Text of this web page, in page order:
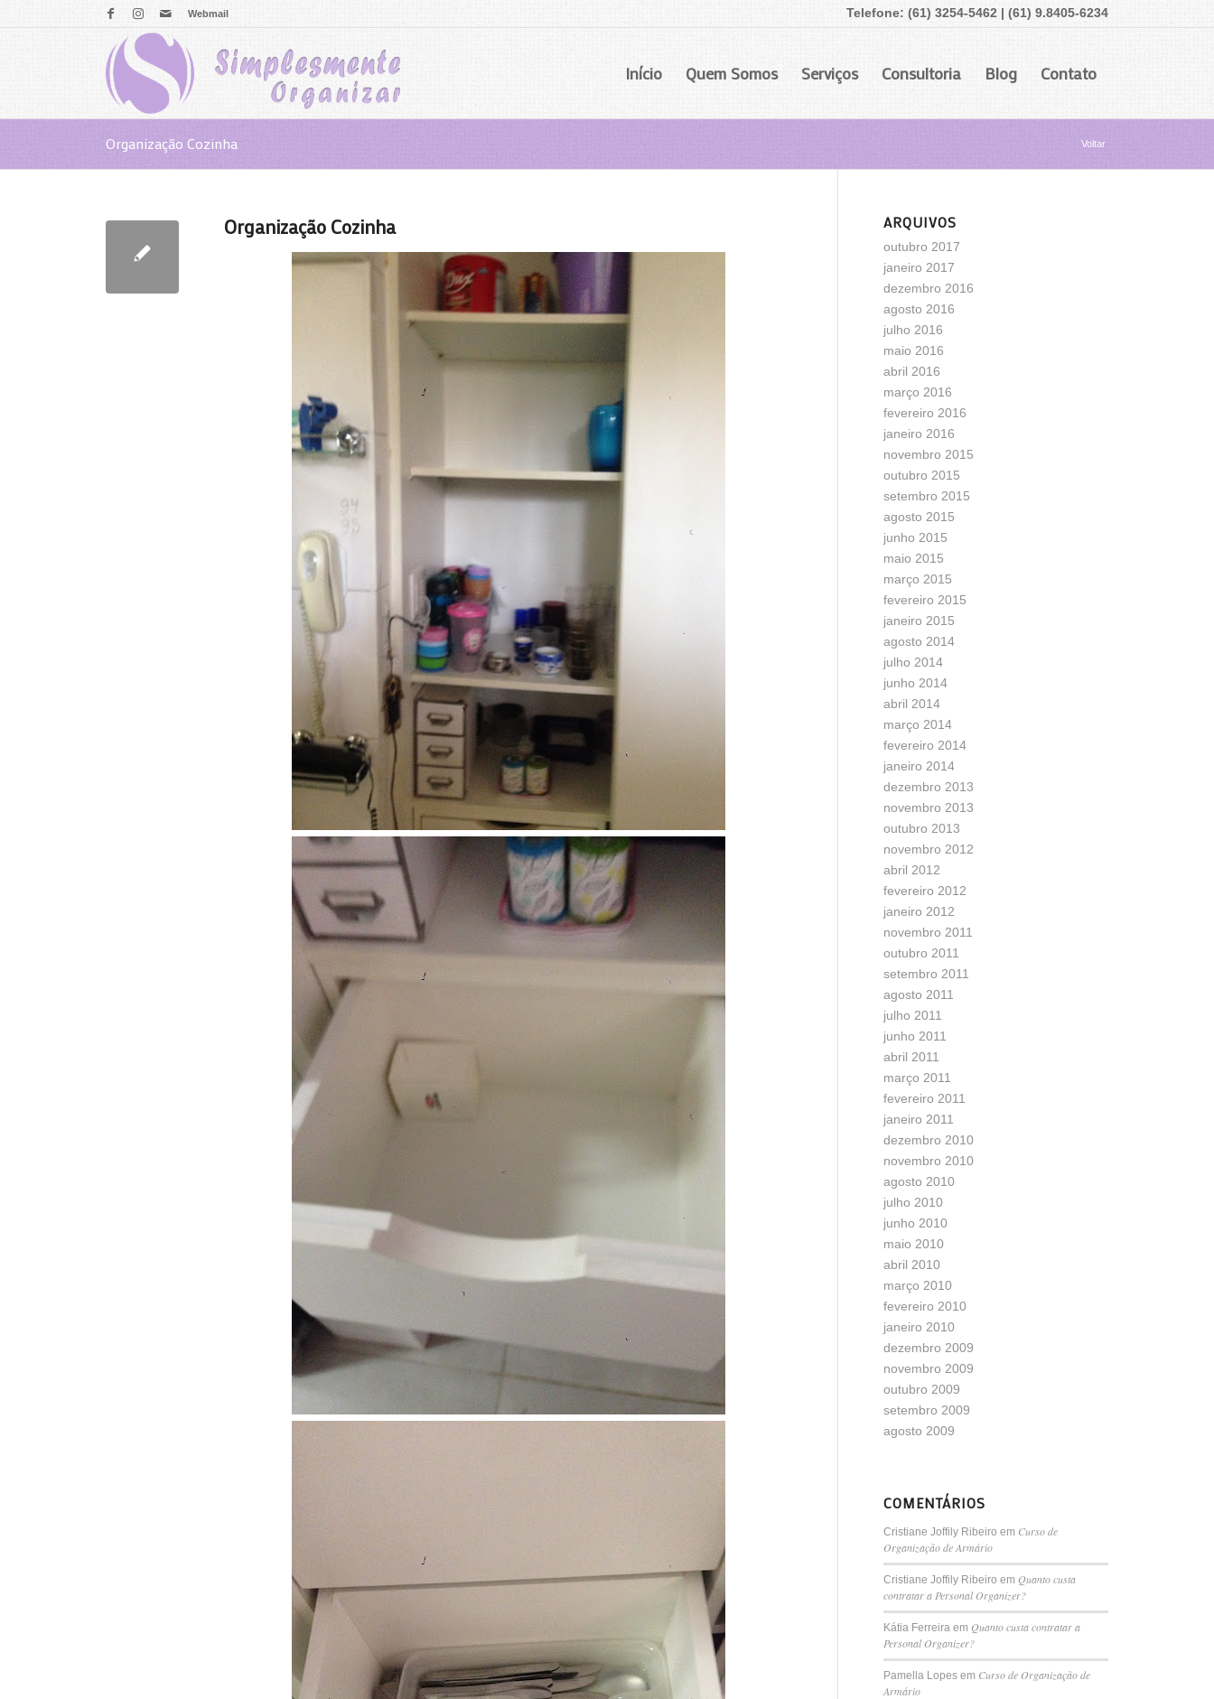
Webmail Telefone: (61) 3254-5462 | (61) 9.8405-6234
Início Quem Somos Serviços Consultoria Blog Contato
Organização Cozinha Voltar
Organização Cozinha ARQUIVOS
outubro 2017
janeiro 2017
dezembro 2016
agosto 2016
julho 2016
maio 2016
abril 2016
março 2016
fevereiro 2016
janeiro 2016
novembro 2015
outubro 2015
setembro 2015
agosto 2015
junho 2015
maio 2015
março 2015
fevereiro 2015
janeiro 2015
agosto 2014
julho 2014
junho 2014
abril 2014
março 2014
fevereiro 2014
janeiro 2014
dezembro 2013
novembro 2013
outubro 2013
novembro 2012
abril 2012
fevereiro 2012
janeiro 2012
novembro 2011
outubro 2011
setembro 2011
agosto 2011
julho 2011
junho 2011
abril 2011
março 2011
fevereiro 2011
janeiro 2011
dezembro 2010
novembro 2010
agosto 2010
julho 2010
junho 2010
maio 2010
abril 2010
março 2010
fevereiro 2010
janeiro 2010
dezembro 2009
novembro 2009
outubro 2009
setembro 2009
agosto 2009
COMENTÁRIOS
Cristiane Joffily Ribeiro em Curso de
Organização de Armário
Cristiane Joffily Ribeiro emQuanto custa
contratar a Personal Organizer?
Kátia Ferreira emQuanto custa contratar a
Personal Organizer?
Pamella Lopes em Curso de Organização de
Armário